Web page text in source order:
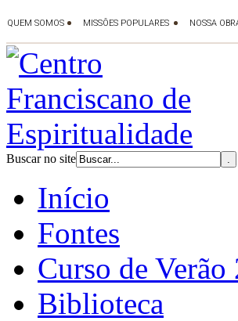
Buscar no site
Início
Fontes
Curso de Verão
Biblioteca